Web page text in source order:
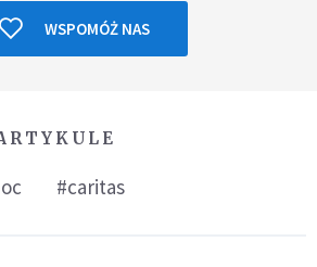
WSPOMÓŻ NAS
#caritas